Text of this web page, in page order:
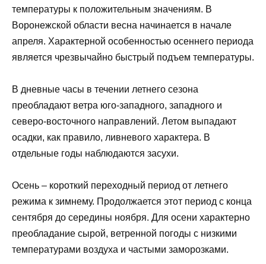
температуры к положительным значениям. В
Воронежской области весна начинается в начале
апреля. Характерной особенностью осеннего периода
является чрезвычайно быстрый подъем температуры.
В дневные часы в течении летнего сезона
преобладают ветра юго-западного, западного и
северо-восточного направлений. Летом выпадают
осадки, как правило, ливневого характера. В
отдельные годы наблюдаются засухи.
Осень – короткий переходный период от летнего
режима к зимнему. Продолжается этот период с конца
сентября до середины ноября. Для осени характерно
преобладание сырой, ветренной погоды с низкими
температурами воздуха и частыми заморозками.